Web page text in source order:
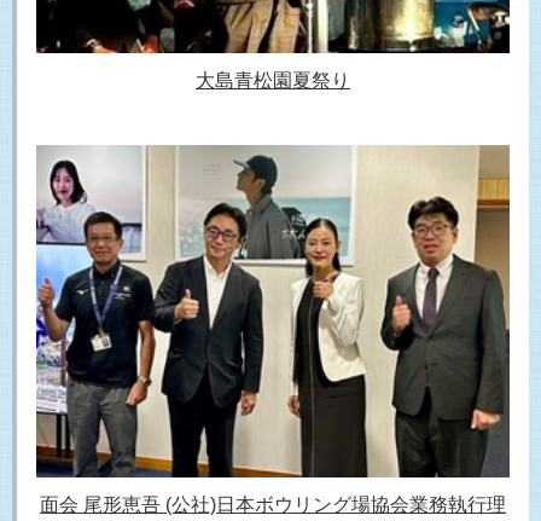
大島青松園夏祭り
面会 尾形恵吾 (公社)日本ボウリング場協会業務執行理